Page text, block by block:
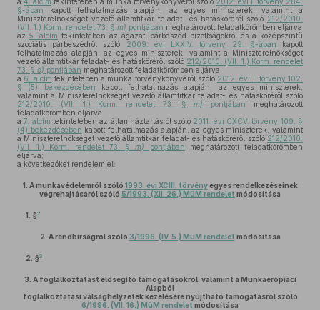
§-ában kapott felhatalmazás alapján, az egyes miniszterek, valamint a
Miniszterelnökséget vezető államtitkár feladat- és hatásköréről szóló 212/2010.
(VII. 1.) Korm. rendelet 73. § m) pontjában meghatározott feladatkörömben eljárva
az 5. alcím tekintetében az ágazati párbeszéd bizottságokról és a középszintű
szociális párbeszédről szóló
2009. évi LXXIV. törvény 29. §-ában kapott
felhatalmazás alapján, az egyes miniszterek, valamint a Miniszterelnökséget
vezető államtitkár feladat- és hatásköréről szóló 212/2010. (VII. 1.) Korm. rendelet
73. § o) pontjában meghatározott feladatkörömben eljárva
a 6. alcím tekintetében a munka törvénykönyvéről szóló 2012. évi I. törvény 102.
§ (5) bekezdésében kapott felhatalmazás alapján, az egyes miniszterek,
valamint a Miniszterelnökséget vezető államtitkár feladat- és hatásköréről szóló
212/2010. (VII. 1.) Korm. rendelet 73. §m) pontjában
meghatározott
feladatkörömben eljárva
a7. alcím tekintetében az államháztartásról szóló 2011. évi CXCV. törvény 109. §
(4) bekezdésében kapott felhatalmazás alapján, az egyes miniszterek, valamint
a Miniszterelnökséget vezető államtitkár feladat- és hatásköréről szóló 212/2010.
(VII. 1.) Korm. rendelet 73. §m) pontjában meghatározott feladatkörömben
eljárva;
a következőket rendelem el:
1. A munkavédelemről szóló 1993. évi XCIII. törvényegyes rendelkezéseinek
végrehajtásáról szóló 5/1993. (XII. 26.) MüM rendelet módosítása
1. §2
2. A rendbírságról szóló 3/1996. (IV. 5.) MüM rendelet módosítása
2. §3
3. A foglalkoztatást elősegítő támogatásokról, valamint a Munkaerőpiaci
Alapból
foglalkoztatási válsághelyzetek kezelésére nyújtható támogatásról szóló
6/1996. (VII. 16.) MüM rendelet módosítása